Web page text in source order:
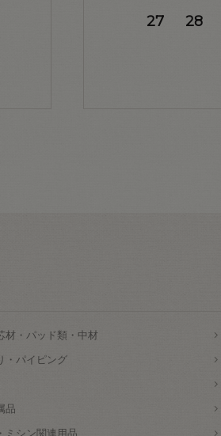
27 28
材・パッド類・中材
・パイピング
品
ミシン関連用品